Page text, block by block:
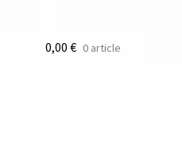
0,00 € 0 article